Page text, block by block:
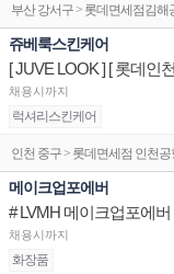
부산 강서구 > 롯데면세점김해
쥬베룩스킨케어
채용시까지
럭셔리스킨케어
인천 중구 > 롯데면세점 인천공
메이크업포에버
채용시까지
화장품